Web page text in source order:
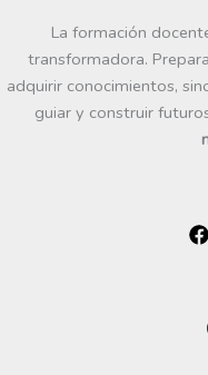
La formación
transformadora.
adquirir conocimientos,
guiar y construir